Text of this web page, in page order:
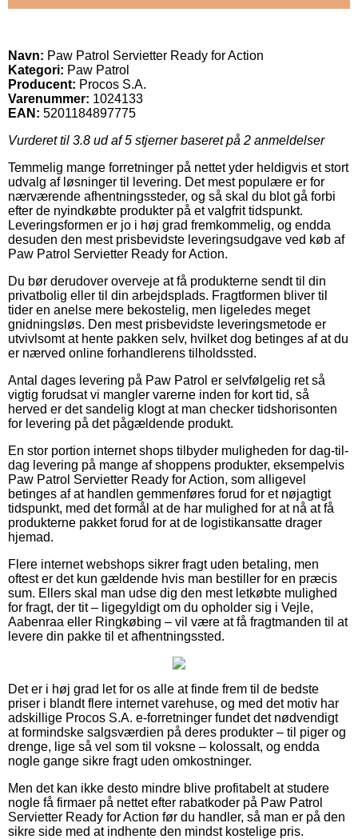
Navn: Paw Patrol Servietter Ready for Action
Kategori: Paw Patrol
Producent: Procos S.A.
Varenummer: 1024133
EAN: 5201184897775
Vurderet til 3.8 ud af 5 stjerner baseret på 2 anmeldelser
Temmelig mange forretninger på nettet yder heldigvis et stort
udvalg af løsninger til levering. Det mest populære er for
nærværende afhentningssteder, og så skal du blot gå forbi
efter de nyindkøbte produkter på et valgfrit tidspunkt.
Leveringsformen er jo i høj grad fremkommelig, og endda
desuden den mest prisbevidste leveringsudgave ved køb af
Paw Patrol Servietter Ready for Action.
Du bør derudover overveje at få produkterne sendt til din
privatbolig eller til din arbejdsplads. Fragtformen bliver til
tider en anelse mere bekostelig, men ligeledes meget
gnidningsløs. Den mest prisbevidste leveringsmetode er
utvivlsomt at hente pakken selv, hvilket dog betinges af at du
er nærved online forhandlerens tilholdssted.
Antal dages levering på Paw Patrol er selvfølgelig ret så
vigtig forudsat vi mangler varerne inden for kort tid, så
herved er det sandelig klogt at man checker tidshorisonten
for levering på det pågældende produkt.
En stor portion internet shops tilbyder muligheden for dag-til-
dag levering på mange af shoppens produkter, eksempelvis
Paw Patrol Servietter Ready for Action, som alligevel
betinges af at handlen gemmenføres forud for et nøjagtigt
tidspunkt, med det formål at de har mulighed for at nå at få
produkterne pakket forud for at de logistikansatte drager
hjemad.
Flere internet webshops sikrer fragt uden betaling, men
oftest er det kun gældende hvis man bestiller for en præcis
sum. Ellers skal man udse dig den mest letkøbte mulighed
for fragt, der tit – ligegyldigt om du opholder sig i Vejle,
Aabenraa eller Ringkøbing – vil være at få fragtmanden til at
levere din pakke til et afhentningssted.
Det er i høj grad let for os alle at finde frem til de bedste
priser i blandt flere internet varehuse, og med det motiv har
adskillige Procos S.A. e-forretninger fundet det nødvendigt
at formindske salgsværdien på deres produkter – til piger og
drenge, lige så vel som til voksne – kolossalt, og endda
nogle gange sikre fragt uden omkostninger.
Men det kan ikke desto mindre blive profitabelt at studere
nogle få firmaer på nettet efter rabatkoder på Paw Patrol
Servietter Ready for Action før du handler, så man er på den
sikre side med at indhente den mindst kostelige pris.